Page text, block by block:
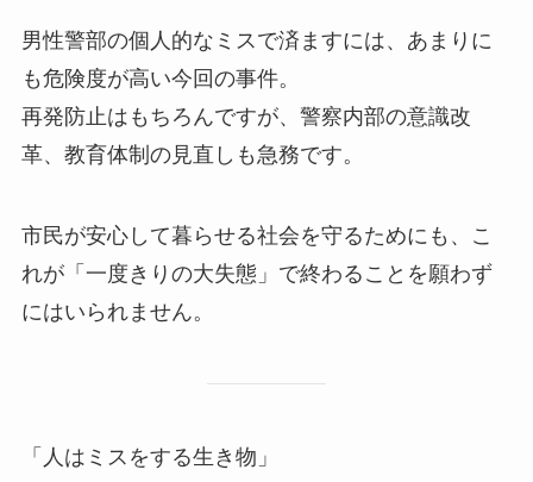
男性警部の個人的なミスで済ますには、あまりに
も危険度が高い今回の事件。
再発防止はもちろんですが、警察内部の意識改
革、教育体制の見直しも急務です。
市民が安心して暮らせる社会を守るためにも、こ
れが「一度きりの大失態」で終わることを願わず
にはいられません。
「人はミスをする生き物」